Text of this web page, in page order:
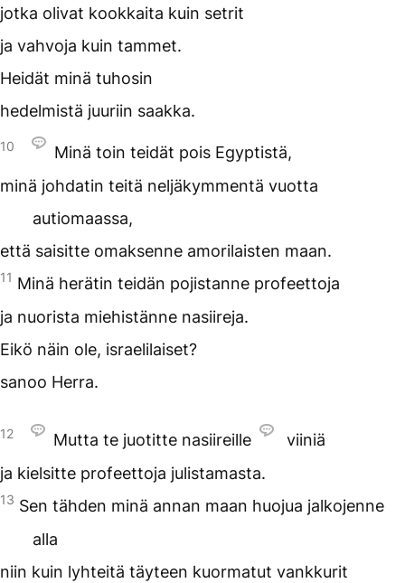
jotka olivat kookkaita kuin setrit
ja vahvoja kuin tammet.
Heidät minä tuhosin
hedelmistä juuriin saakka.
10
Minä toin teidät pois Egyptistä,
minä johdatin teitä neljäkymmentä vuotta
autiomaassa,
että saisitte omaksenne amorilaisten maan.
11 Minä herätin teidän pojistanne profeettoja
ja nuorista miehistänne nasiireja.
Eikö näin ole, israelilaiset?
sanoo Herra.
12 Mutta te juotitte nasiireille
viiniä
ja kielsitte profeettoja julistamasta.
13 Sen tähden minä annan maan huojua jalkojenne
alla
niin kuin lyhteitä täyteen kuormatut vankkurit